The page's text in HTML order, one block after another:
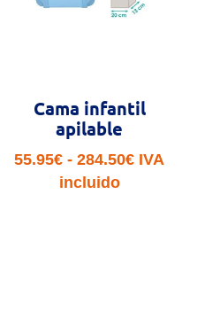
Cama infantil
apilable
55.95€ - 284.50€Rango
IVA
incluido